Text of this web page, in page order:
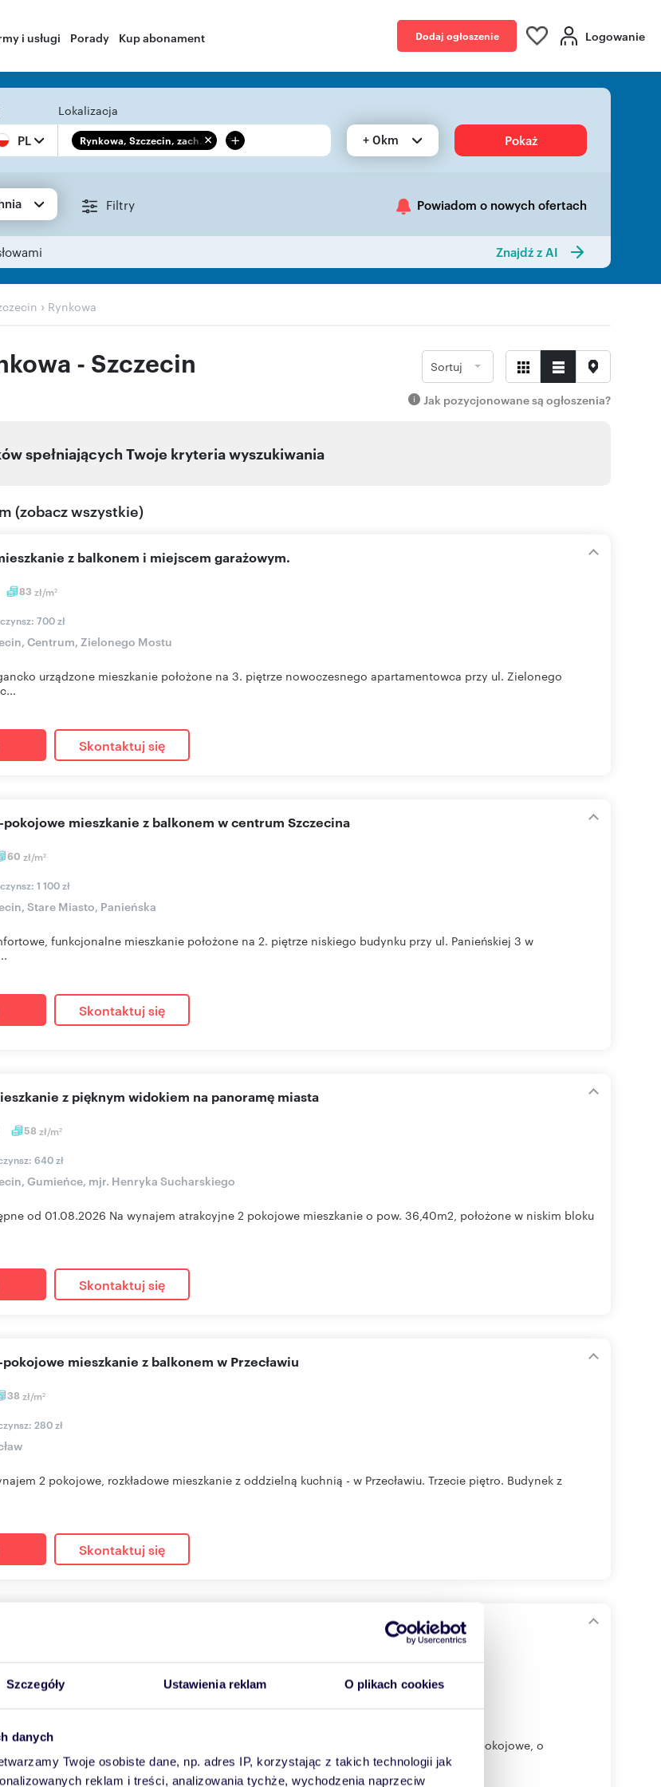
Szczegóły Ustawienia reklam O plikach cookies
danych
Twoje osobiste dane, np. adres IP, korzystając z takich technologii jak
reklam i treści, analizowania tychże, wychodzenia naprzeciw
i usługi Porady Kup abonament Dodaj ogłoszenie Logowanie
PL
Lokalizacja
Rynkowa, Szczecin, zach... + + 0km Pokaż
Filtry Powiadom o nowych ofertach
Znajdź z AI
› Rynkowa
- Szczecin Sortuj
Jak pozycjonowane są ogłoszenia?
spełniających Twoje kryteria wyszukiwania
(zobacz wszystkie)
83 zł/m2
z balkonem i miejscem garażowym.
700 zł
Centrum, Zielonego Mostu
urządzone mieszkanie położone na 3. piętrze nowoczesnego apartamentowca przy ul. Zielonego
Skontaktuj się
60 zł/m2
pokojowe mieszkanie z balkonem w centrum Szczecina
1 100 zł
Stare Miasto, Panieńska
funkcjonalne mieszkanie położone na 2. piętrze niskiego budynku przy ul. Panieńskiej 3 w
Skontaktuj się
58 zł/m2
z pięknym widokiem na panoramę miasta
640 zł
Gumieńce, mjr. Henryka Sucharskiego
od 01.08.2026 Na wynajem atrakcyjne 2 pokojowe mieszkanie o pow. 36,40m2, położone w niskim bloku
Skontaktuj się
38 zł/m2
pokojowe mieszkanie z balkonem w Przecławiu
280 zł
2 pokojowe, rozkładowe mieszkanie z oddzielną kuchnią - w Przecławiu. Trzecie piętro. Budynek z
Skontaktuj się
+ czynsz: 320 zł
Gumieńce, Generala Maczka
za CH Ster-do wynajęcia 2 pokojowe mieszkanie. W pełni umeblowane mieszkanie 2 pokojowe, o
w...